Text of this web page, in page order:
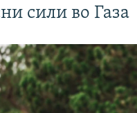
сили во Газа